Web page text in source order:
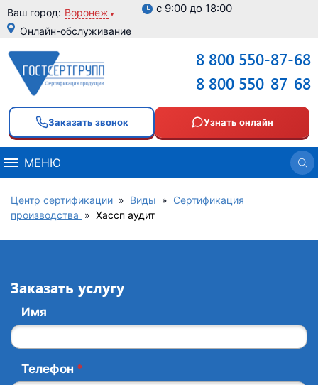
Ваш город: Воронеж
Онлайн-обслуживание
с 9:00 до 18:00
8 800 550-87-68
8 800 550-87-68
Заказать звонок Узнать онлайн
МЕНЮ
Центр сертификации » Виды » Сертификация
производства » Хассп аудит
Заказать услугу
Имя
Телефон *